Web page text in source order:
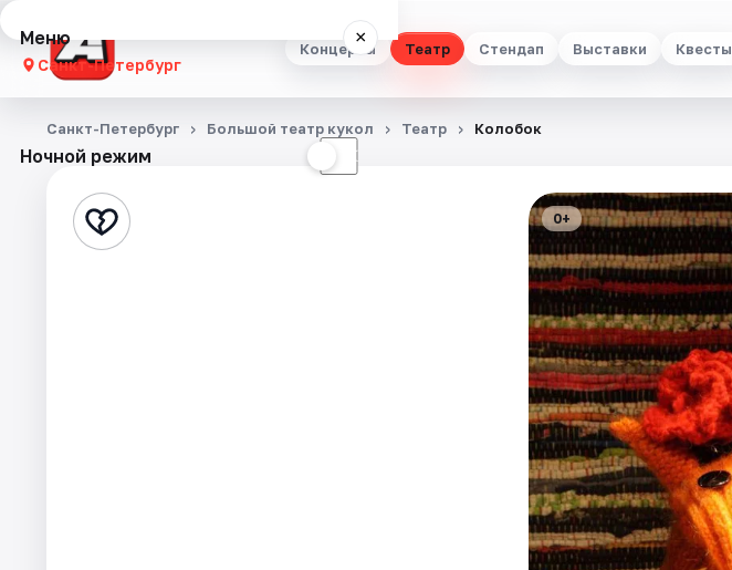
Концерты Театр Стендап Выставки Квесты
Меню ×
Санкт-Петербург
Концерты
Стендап
Ночной режим ☾
Санкт-Петербург Большой театр кукол Театр Колобок
0+